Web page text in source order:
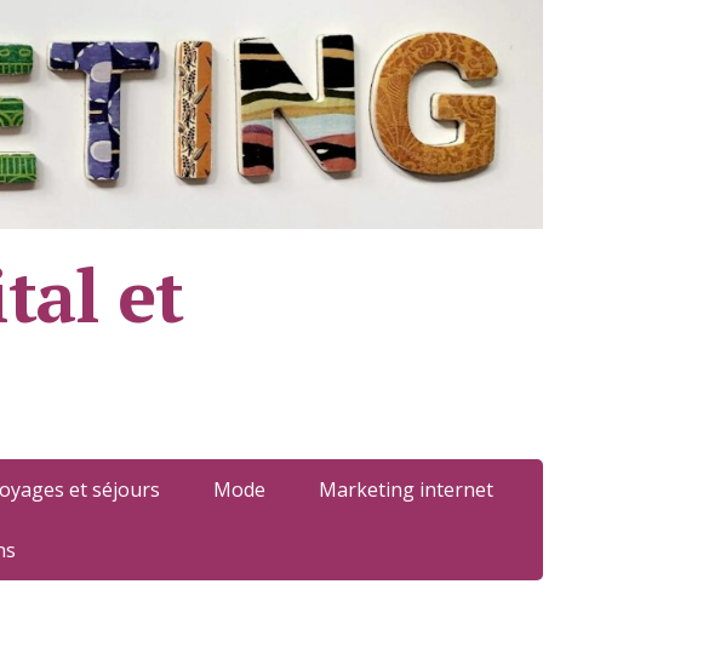
et
et séjours Mode Marketing internet